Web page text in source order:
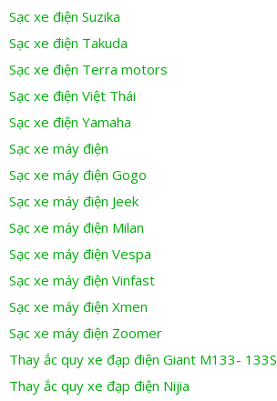
Sạc xe điện Suzika
Sạc xe điện Takuda
Sạc xe điện Terra motors
Sạc xe điện Việt Thái
Sạc xe điện Yamaha
Sạc xe máy điện
Sạc xe máy điện Gogo
Sạc xe máy điện Jeek
Sạc xe máy điện Milan
Sạc xe máy điện Vespa
Sạc xe máy điện Vinfast
Sạc xe máy điện Xmen
Sạc xe máy điện Zoomer
Thay ắc quy xe đạp điện Giant M133- 133S
Thay ắc quy xe đạp điện Nijia